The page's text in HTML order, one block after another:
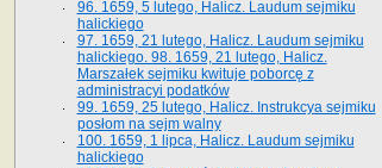
96. 1659, 5 lutego, Halicz. Laudum sejmiku
halickiego
97. 1659, 21 lutego, Halicz. Laudum sejmiku
halickiego. 98. 1659, 21 lutego, Halicz.
Marszałek sejmiku kwituje poborcę z
administracyi podatków
99. 1659, 25 lutego, Halicz. Instrukcya sejmiku
posłom na sejm walny
100. 1659, 1 lipca, Halicz. Laudum sejmiku
halickiego